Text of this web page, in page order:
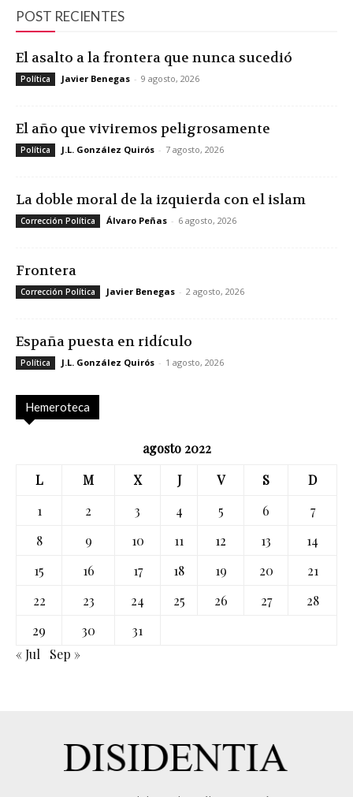
POST RECIENTES
El asalto a la frontera que nunca sucedió
Política Javier Benegas - 9 agosto, 2026
El año que viviremos peligrosamente
Política J.L. González Quirós - 7 agosto, 2026
La doble moral de la izquierda con el islam
Corrección Política Álvaro Peñas - 6 agosto, 2026
Frontera
Corrección Política Javier Benegas - 2 agosto, 2026
España puesta en ridículo
Política J.L. González Quirós - 1 agosto, 2026
Hemeroteca
agosto 2022
L
M X J V S
D
1
2 3 4 5 6
7
8
9 10 11 12 13
14
15
16 17 18 19 20
21
22
23 24 25 26 27
28
29
30
31
« Jul
Sep »